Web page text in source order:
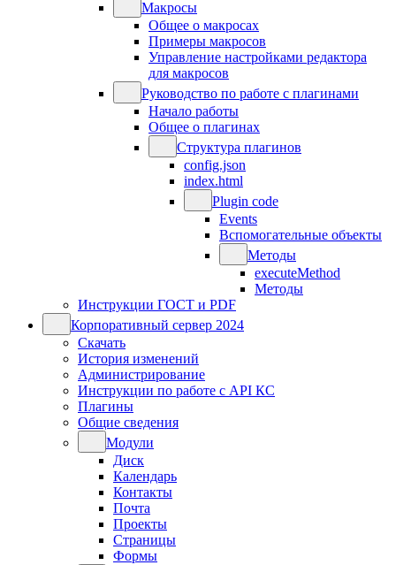
Макросы
Общее о макросах
Примеры макросов
Управление настройками редактора
для макросов
Руководство по работе с плагинами
Начало работы
Общее о плагинах
Структура плагинов
config.json
index.html
Plugin code
Events
Вспомогательные объекты
Методы
executeMethod
Методы
Инструкции ГОСТ и PDF
Корпоративный сервер 2024
Скачать
История изменений
Администрирование
Инструкции по работе с API КС
Плагины
Общие сведения
Модули
Диск
Календарь
Контакты
Почта
Проекты
Страницы
Формы